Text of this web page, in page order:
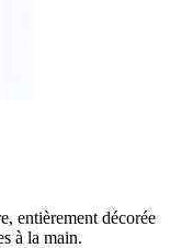
entièrement décorée
à la main.